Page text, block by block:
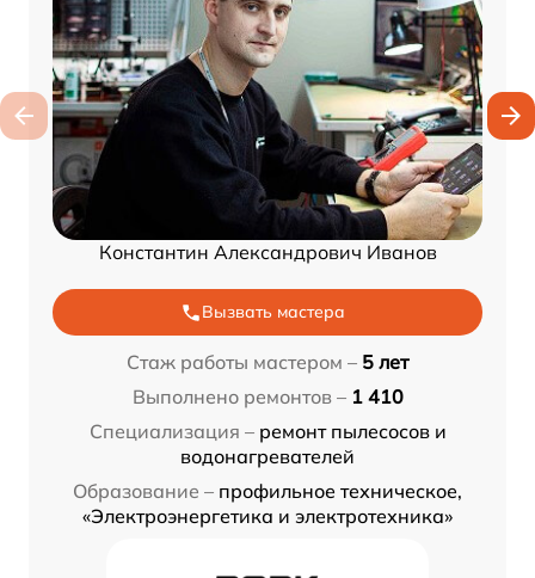
Константин Александрович Иванов
Вызвать мастера
Стаж работы мастером – 5 лет
Выполнено ремонтов – 1 410
Специализация – ремонт пылесосов и
водонагревателей
Образование – профильное техническое,
«Электроэнергетика и электротехника»